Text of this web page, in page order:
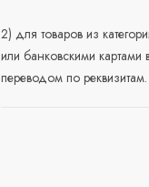
2) для товаров из
или банковскими
переводом по реквизитам.